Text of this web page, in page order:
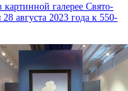
галерее Свято-
августа 2023 года к 550-